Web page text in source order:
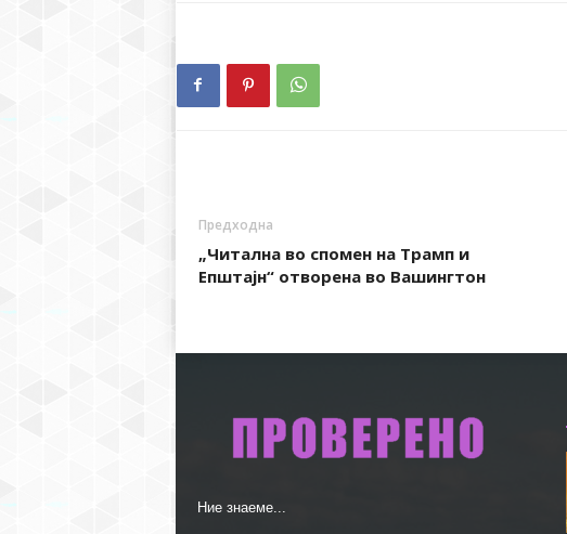
Предходна
„Читална во спомен на Трамп и
Епштајн“ отворена во Вашингтон
Ние знаеме...